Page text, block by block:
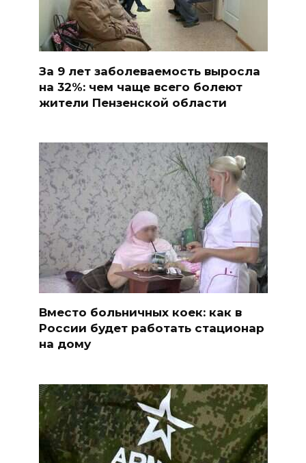
За 9 лет заболеваемость выросла
на 32%: чем чаще всего болеют
жители Пензенской области
Вместо больничных коек: как в
России будет работать стационар
на дому